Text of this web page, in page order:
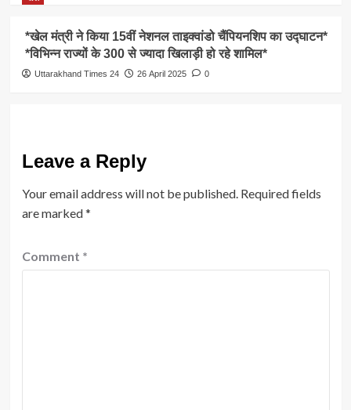
*खेल मंत्री ने किया 15वीं नेशनल ताइक्वांडो चैंपियनशिप का उद्घाटन*
*विभिन्न राज्यों के 300 से ज्यादा खिलाड़ी हो रहे शामिल*
Uttarakhand Times 24 26 April 2025 0
Leave a Reply
Your email address will not be published. Required fields
are marked*
Comment *